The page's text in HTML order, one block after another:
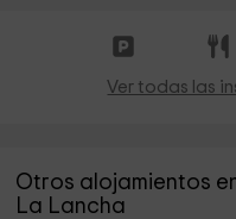
Ver todas las
Otros alojamientos
La Lancha